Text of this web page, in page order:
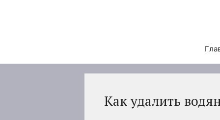
Как удалить